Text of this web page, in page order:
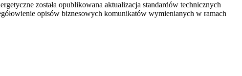
została opublikowana aktualizacja standardów technicznych
opisów biznesowych komunikatów wymienianych w ramach